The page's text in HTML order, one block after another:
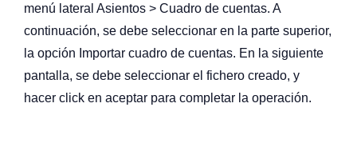
menú lateral Asientos > Cuadro de cuentas. A
continuación, se debe seleccionar en la parte superior,
la opción Importar cuadro de cuentas. En la siguiente
pantalla, se debe seleccionar el fichero creado, y
hacer click en aceptar para completar la operación.